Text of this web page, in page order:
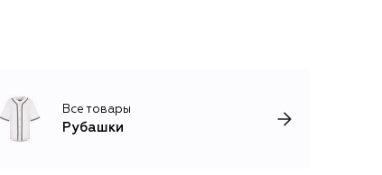
Все товары
Рубашки